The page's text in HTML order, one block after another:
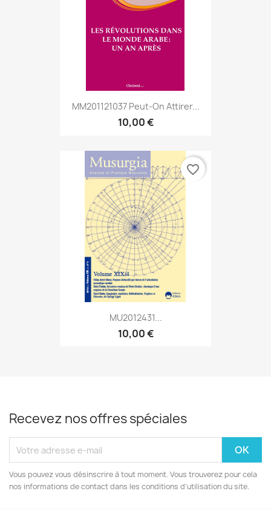
MM201121037 Peut-On Attirer...
10,00 €
MU2012431...
10,00 €
favorite_border
Recevez nos offres spéciales
Vous pouvez vous désinscrire à tout moment. Vous trouverez pour cela
nos informations de contact dans les conditions d'utilisation du site.